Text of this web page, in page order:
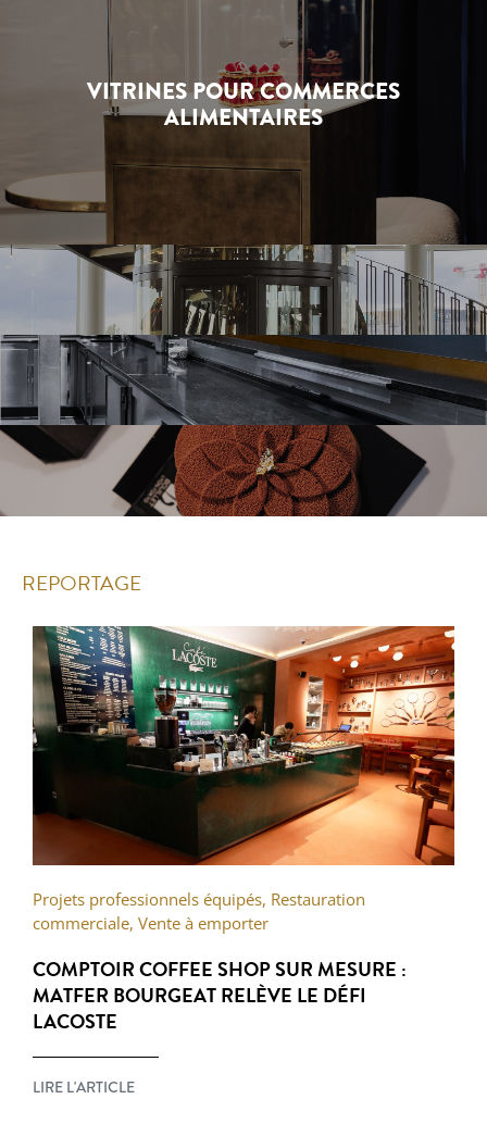
VITRINES POUR COMMERCES
ALIMENTAIRES
REPORTAGE
Projets professionnels équipés, Restauration
commerciale, Vente à emporter
COMPTOIR COFFEE SHOP SUR MESURE :
MATFER BOURGEAT RELÈVE LE DÉFI
LACOSTE
LIRE L'ARTICLE